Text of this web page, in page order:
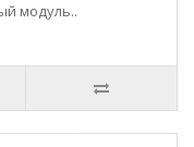
модуль..